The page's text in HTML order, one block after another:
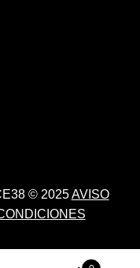
© 2025AVISO